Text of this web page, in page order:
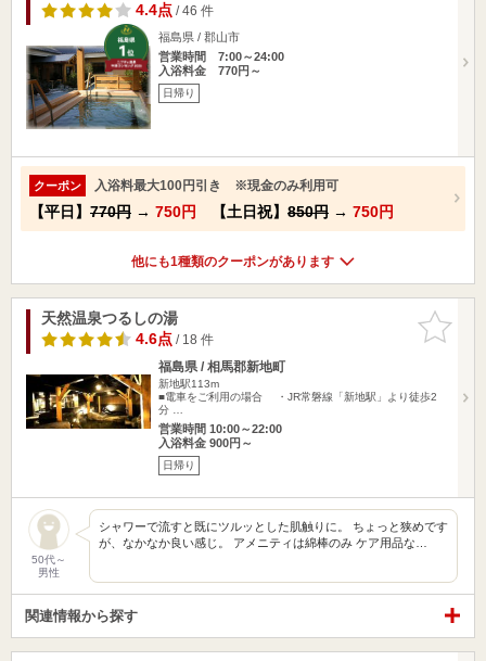
4.4点/ 46 件
福島県 / 郡山市
営業時間 7:00～24:00
入浴料金 770円～
日帰り
クーポン 入浴料最大100円引き ※現金のみ利用可
【平日】 770円 → 750円 【土日祝】 850円 → 750円
他にも1種類のクーポンがあります
お気に入
りに追加
天然温泉つるしの湯
4.6点/ 18 件
福島県 / 相馬郡新地町
新地駅113m
■電車をご利用の場合 ・JR常磐線「新地駅」より徒歩2
分 …
営業時間 10:00～22:00
入浴料金 900円～
日帰り
50代～
男性
シャワーで流すと既にツルッとした肌触りに。 ちょっと狭めです
が、なかなか良い感じ。 アメニティは綿棒のみ ケア用品な…
関連情報から探す